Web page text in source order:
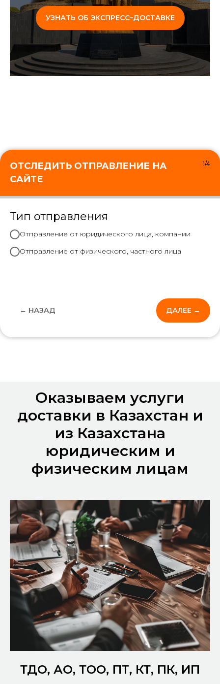
УЗНАТЬ ОБ ЭКСПРЕСС–ДОСТАВКЕ
ОТСЛЕДИТЬ ОТПРАВЛЕНИЕ НА
САЙТЕ
1/4
Тип отправления
Отправление от юридического лица, компании
Отправление от физического, частного лица
← НАЗАД ДАЛЕЕ →
Оказываем услуги
доставки в Казахстан и
из Казахстана
юридическим и
физическим лицам
ТДО, АО, ТОО, ПТ, КТ, ПК, ИП